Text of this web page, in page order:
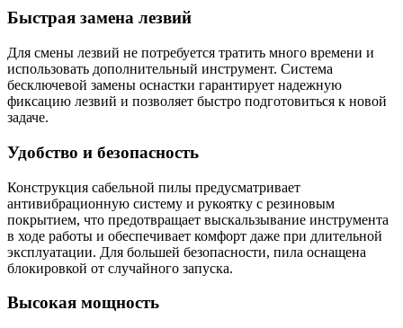
Быстрая замена лезвий
Для смены лезвий не потребуется тратить много времени и
использовать дополнительный инструмент. Система
бесключевой замены оснастки гарантирует надежную
фиксацию лезвий и позволяет быстро подготовиться к новой
задаче.
Удобство и безопасность
Конструкция сабельной пилы предусматривает
антивибрационную систему и рукоятку с резиновым
покрытием, что предотвращает выскальзывание инструмента
в ходе работы и обеспечивает комфорт даже при длительной
эксплуатации. Для большей безопасности, пила оснащена
блокировкой от случайного запуска.
Высокая мощность